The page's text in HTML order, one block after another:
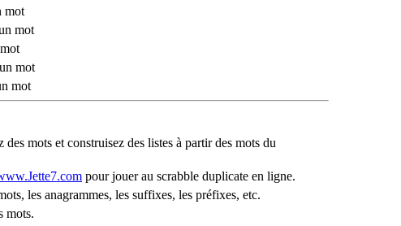
mot
mot
mot
mot
des mots et construisez des listes à partir des mots du
pour jouer au scrabble duplicate en ligne.
les anagrammes, les suffixes, les préfixes, etc.
mots.